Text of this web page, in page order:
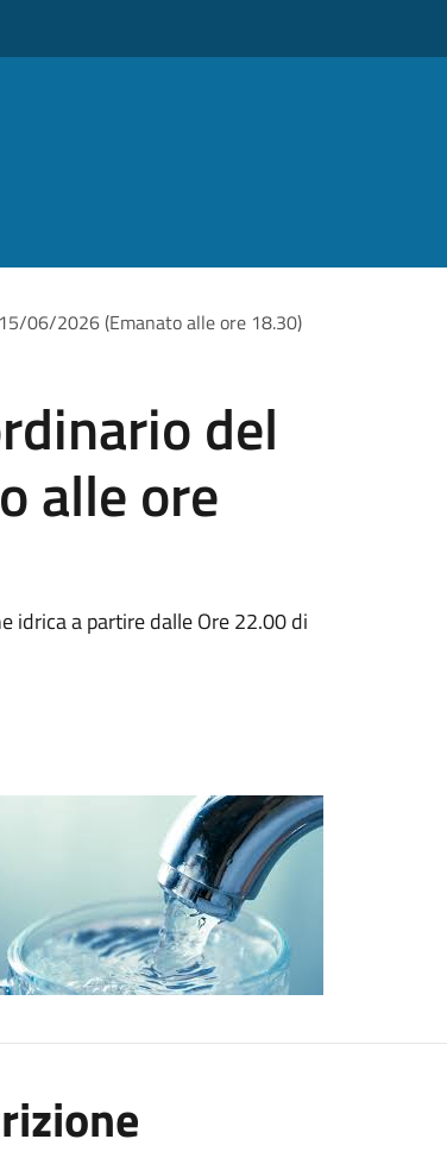
06/2026 (Emanato alle ore 18.30)
del
alle ore
idrica a partire dalle Ore 22.00 di